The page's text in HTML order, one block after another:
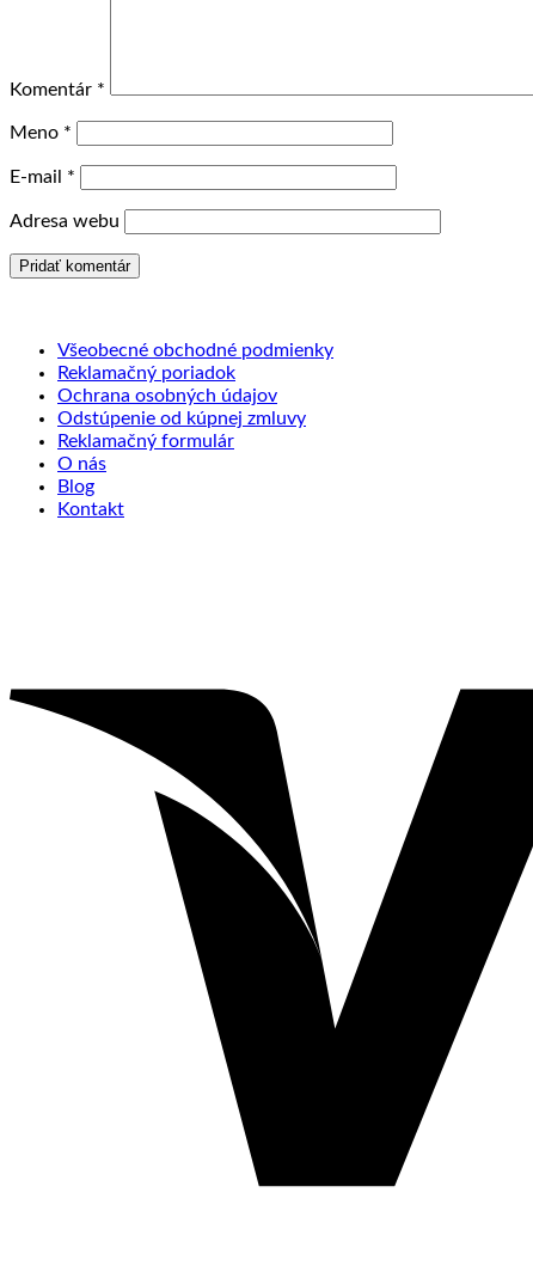
Komentár *
Meno *
E-mail *
Adresa webu
Všeobecné obchodné podmienky
Reklamačný poriadok
Ochrana osobných údajov
Odstúpenie od kúpnej zmluvy
Reklamačný formulár
O nás
Blog
Kontakt